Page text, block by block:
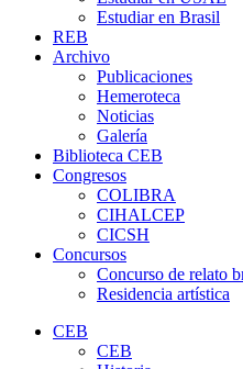
Estudiar en Brasil
REB
Archivo
Publicaciones
Hemeroteca
Noticias
Galería
Biblioteca CEB
Congresos
COLIBRA
CIHALCEP
CICSH
Concursos
Concurso de relato
Residencia artística
CEB
CEB